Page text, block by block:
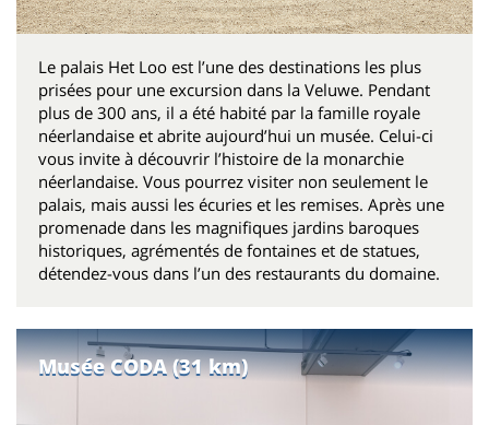
Le palais Het Loo est l’une des destinations les plus
prisées pour une excursion dans la Veluwe. Pendant
plus de 300 ans, il a été habité par la famille royale
néerlandaise et abrite aujourd’hui un musée. Celui-ci
vous invite à découvrir l’histoire de la monarchie
néerlandaise. Vous pourrez visiter non seulement le
palais, mais aussi les écuries et les remises. Après une
promenade dans les magnifiques jardins baroques
historiques, agrémentés de fontaines et de statues,
détendez-vous dans l’un des restaurants du domaine.
Musée CODA (31 km)